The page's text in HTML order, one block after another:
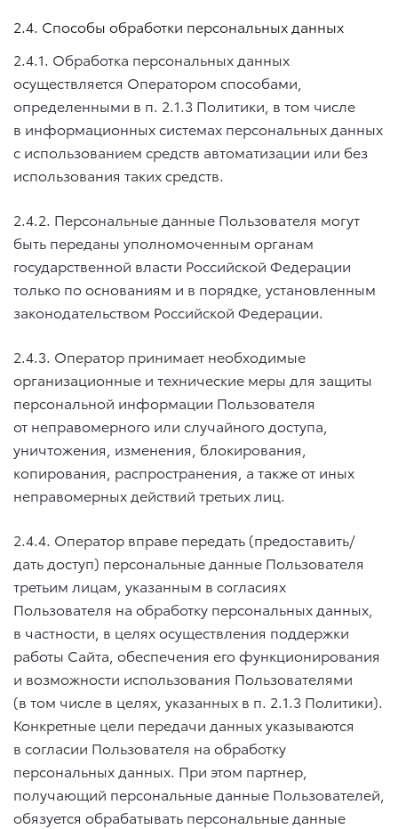
2.4. Способы обработки персональных данных
2.4.1. Обработка персональных данных
осуществляется Оператором способами,
определенными в п. 2.1.3 Политики, в том числе
в информационных системах персональных данных
с использованием средств автоматизации или без
использования таких средств.
2.4.2. Персональные данные Пользователя могут
быть переданы уполномоченным органам
государственной власти Российской Федерации
только по основаниям и в порядке, установленным
законодательством Российской Федерации.
2.4.3. Оператор принимает необходимые
организационные и технические меры для защиты
персональной информации Пользователя
от неправомерного или случайного доступа,
уничтожения, изменения, блокирования,
копирования, распространения, а также от иных
неправомерных действий третьих лиц.
2.4.4. Оператор вправе передать (предоставить/
дать доступ) персональные данные Пользователя
третьим лицам, указанным в согласиях
Пользователя на обработку персональных данных,
в частности, в целях осуществления поддержки
работы Сайта, обеспечения его функционирования
и возможности использования Пользователями
(в том числе в целях, указанных в п. 2.1.3 Политики).
Конкретные цели передачи данных указываются
в согласии Пользователя на обработку
персональных данных. При этом партнер,
получающий персональные данные Пользователей,
обязуется обрабатывать персональные данные